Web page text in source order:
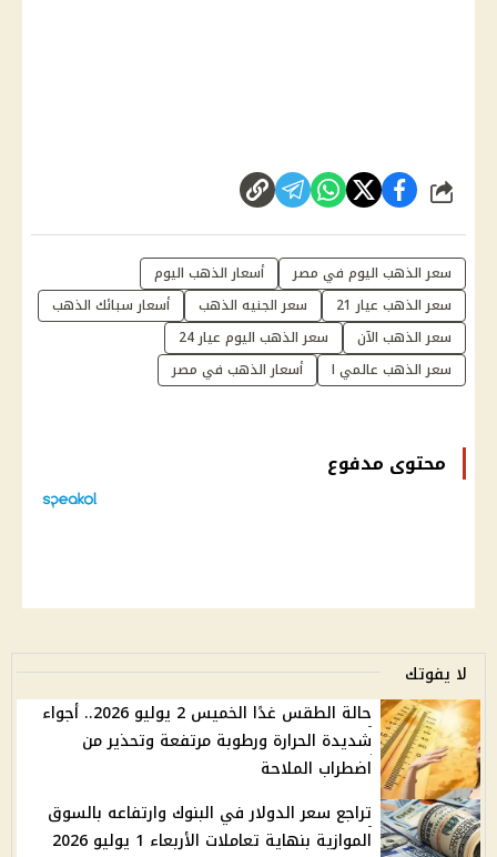
شارك
سعر الذهب اليوم في مصر
أسعار الذهب اليوم
سعر الذهب عيار 21
سعر الجنيه الذهب
أسعار سبائك الذهب
سعر الذهب الآن
سعر الذهب اليوم عيار 24
سعر الذهب عالمي ا
أسعار الذهب في مصر
محتوى مدفوع
لا يفوتك
حالة الطقس غدًا الخميس 2 يوليو 2026.. أجواء
شديدة الحرارة ورطوبة مرتفعة وتحذير من
اضطراب الملاحة
تراجع سعر الدولار في البنوك وارتفاعه بالسوق
الموازية بنهاية تعاملات الأربعاء 1 يوليو 2026